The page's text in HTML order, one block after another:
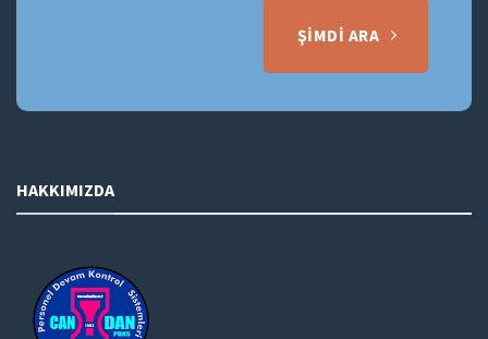
ŞIMDI ARA
HAKKIMIZDA